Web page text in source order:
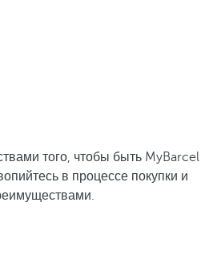
того, чтобы быть MyBarcel
в процессе покупки и